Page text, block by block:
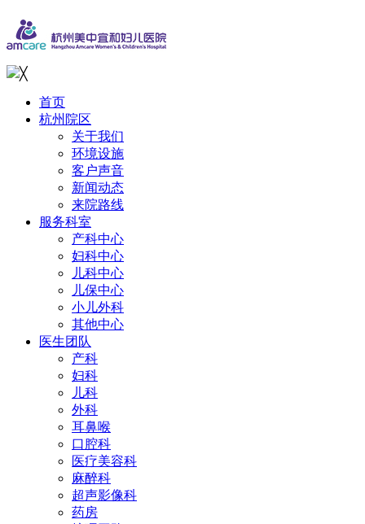
╳
首页
杭州院区
关于我们
环境设施
客户声音
新闻动态
来院路线
服务科室
产科中心
妇科中心
儿科中心
儿保中心
小儿外科
其他中心
医生团队
产科
妇科
儿科
外科
耳鼻喉
口腔科
医疗美容科
麻醉科
超声影像科
药房